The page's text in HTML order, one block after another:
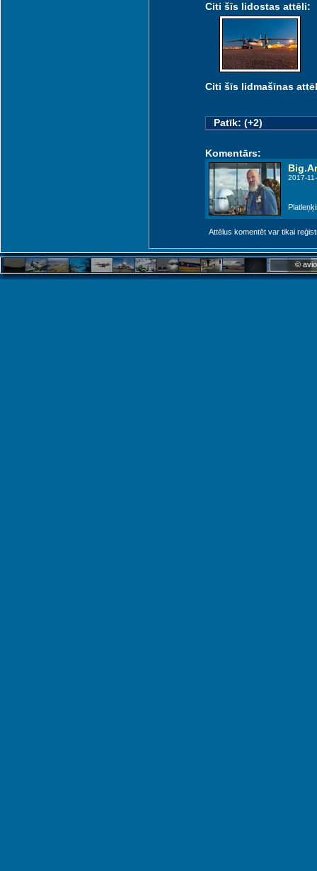
Citi šīs lidostas attēli:
Citi šīs lidmašīnas
Patīk: (+2)
Komentārs:
2017-
Attēlus komentēt var tikai
©